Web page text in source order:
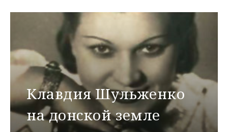
Клавдия Шульженко
на донской земле